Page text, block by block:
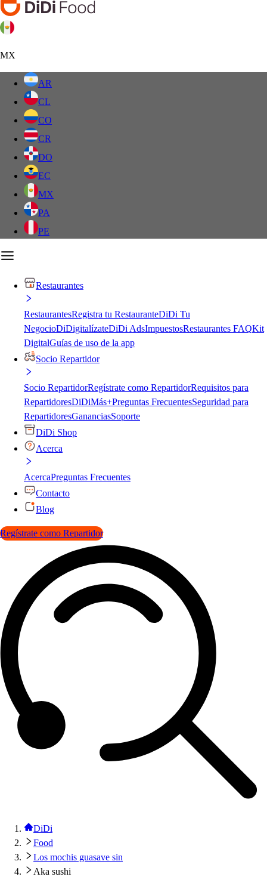
MX
AR
CL
CO
CR
DO
EC
MX
PA
PE
Restaurantes
RestaurantesRegistra tu RestauranteDiDi Tu
NegocioDiDigitalízateDiDi AdsImpuestosRestaurantes FAQKit
DigitalGuías de uso de la app
Socio Repartidor
Socio RepartidorRegístrate como RepartidorRequisitos para
RepartidoresDiDiMás+Preguntas FrecuentesSeguridad para
RepartidoresGananciasSoporte
DiDi Shop
Acerca
AcercaPreguntas Frecuentes
Contacto
Blog
Regístrate como Repartidor
DiDi
Food
Los mochis guasave sin
Aka sushi